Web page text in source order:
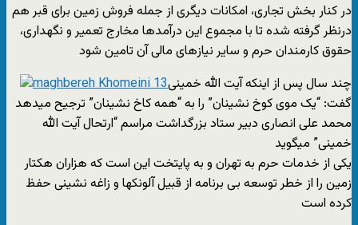
در کنار بخش تجاری، امکانات دیگری از جمله فروش زمین برای قبر هم
درنظر گرفته شده تا با مجموع این درآمدها مخارج تعمیر و نگهداری،
حقوق کارمندان حرم و سایر نیازهای مالی آن تامین شود
چند سال پس از اینکه آیت الله خمینی
گفت: “یک موی کوخ نشینان” را به “همه کاخ نشینان” ترجیح میدهد
محمد علی انصاری دبیر ستاد بزرگداشت مراسم “ارتحال آیت الله
خمینی” میگوید
یکی از خدمات حرم به تهران و به پایتخت این است که هزاران هکتار
زمین را از خطر توسعه بی برنامه از قبیل آلونکها و زاغه نشینی حفظ
کرده است